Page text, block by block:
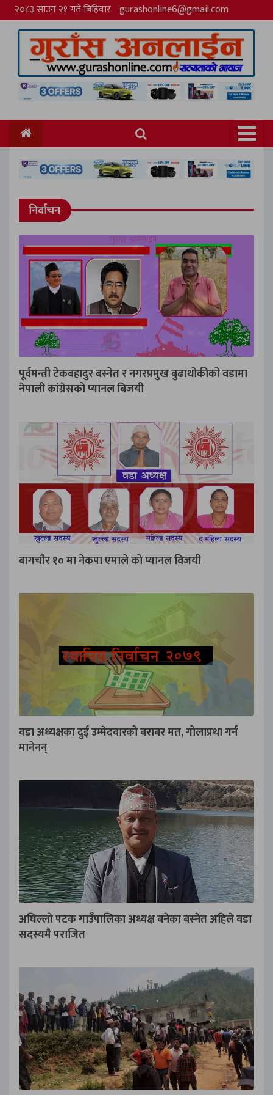
२०८३ साउन २१ गते बिहिवार gurashonline6@gmail.com
निर्वाचन
पूर्वमन्त्री टेकबहादुर बस्नेत र नगरप्रमुख बुढाथोकीको वडामा
नेपाली कांग्रेसको प्यानल बिजयी
बागचौर १० मा नेकपा एमाले काे प्यानल विजयी
वडा अध्यक्षका दुई उम्मेदवारको बराबर मत, गोलाप्रथा गर्न
मानेनन्
अघिल्लाे पटक गाउँपालिका अध्यक्ष बनेका बस्‍नेत अहिले वडा
सदस्यमै पराजित